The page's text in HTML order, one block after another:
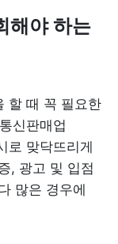
해야 하는
할 때 꼭 필요한
신판매업
로 맞닥뜨리게
, 광고 및 입점
많은 경우에